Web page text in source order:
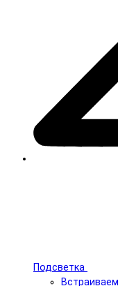
Подсветка